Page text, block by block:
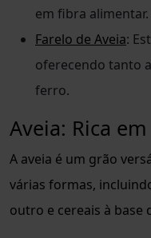
em fibra alimentar.
Farelo de Aveia:
oferecendo tanto
ferro.
Aveia: Rica
A aveia é um grão
várias formas,
outro e cereais à base